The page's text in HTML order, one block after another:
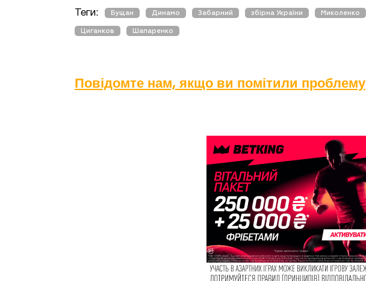
Теги: Бущан Динамо Забарний збірна України Миколенко
Циганков Шапаренко
Повідомте нам, якщо ви помітили проблему